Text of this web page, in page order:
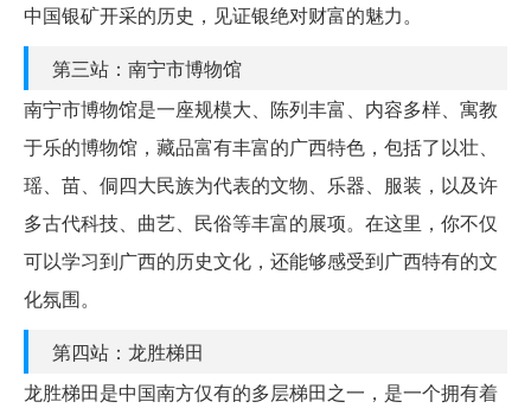
中国银矿开采的历史，见证银绝对财富的魅力。
第三站：南宁市博物馆
南宁市博物馆是一座规模大、陈列丰富、内容多样、寓教
于乐的博物馆，藏品富有丰富的广西特色，包括了以壮、
瑶、苗、侗四大民族为代表的文物、乐器、服装，以及许
多古代科技、曲艺、民俗等丰富的展项。在这里，你不仅
可以学习到广西的历史文化，还能够感受到广西特有的文
化氛围。
第四站：龙胜梯田
龙胜梯田是中国南方仅有的多层梯田之一，是一个拥有着